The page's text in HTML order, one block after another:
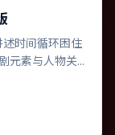
述时间循环困住
元素与人物关
对手戏尤为出
，本片亦在意